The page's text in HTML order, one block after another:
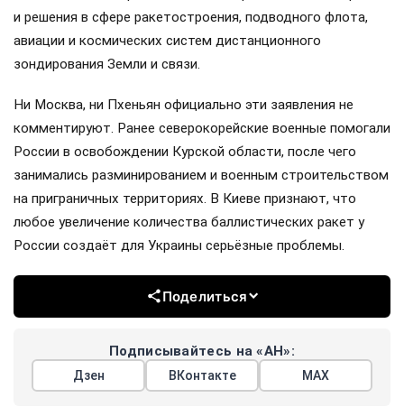
и решения в сфере ракетостроения, подводного флота,
авиации и космических систем дистанционного
зондирования Земли и связи.
Ни Москва, ни Пхеньян официально эти заявления не
комментируют. Ранее северокорейские военные помогали
России в освобождении Курской области, после чего
занимались разминированием и военным строительством
на приграничных территориях. В Киеве признают, что
любое увеличение количества баллистических ракет у
России создаёт для Украины серьёзные проблемы.
Поделиться
Подписывайтесь на «АН»:
Дзен ВКонтакте МАХ